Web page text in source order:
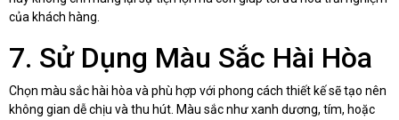
của khách hàng.
7. Sử Dụng Màu Sắc Hài Hòa
Chọn màu sắc hài hòa và phù hợp với phong cách thiết kế sẽ tạo nên
không gian dễ chịu và thu hút. Màu sắc như xanh dương, tím, hoặc